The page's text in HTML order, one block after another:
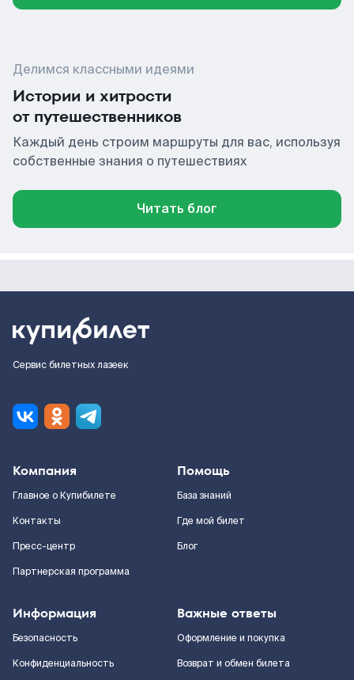
Делимся классными идеями
Истории и хитрости
от путешественников
Каждый день строим маршруты для вас, используя
собственные знания о путешествиях
Читать блог
Сервис билетных лазеек
Компания
Главное о Купибилете
Контакты
Пресс-центр
Партнерская программа
Помощь
База знаний
Где мой билет
Блог
Информация
Безопасность
Конфиденциальность
Важные ответы
Оформление и покупка
Возврат и обмен билета